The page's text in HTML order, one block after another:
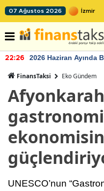
07 Ağustos 2026
22:26 2026 Haziran Ayında
FinansTaksi Eko Gündem
UNESCO’nun